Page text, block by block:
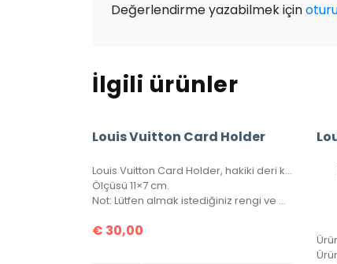
Değerlendirme yazabilmek için
İlgili ürünler
Louis Vuitton Card Holder
Louis Vuitton Card Holder, hakiki deri kartlık. Kutulu, toz torbalı, sertifikalı.
Ölçüsü 11×7 cm.
Not: Lütfen almak istediğiniz rengi ve modeli sipariş notu kısmında belirtiniz.
€ 30,00